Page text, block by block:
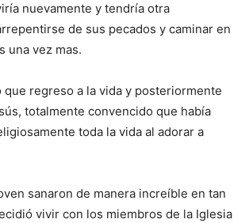
nuevamente y tendría otra
de sus pecados y caminar en
una vez mas.
que regreso a la vida y posteriormente
totalmente convencido que había
toda la vida al adorar a
sanaron de manera increíble en tan
vivir con los miembros de la Iglesia